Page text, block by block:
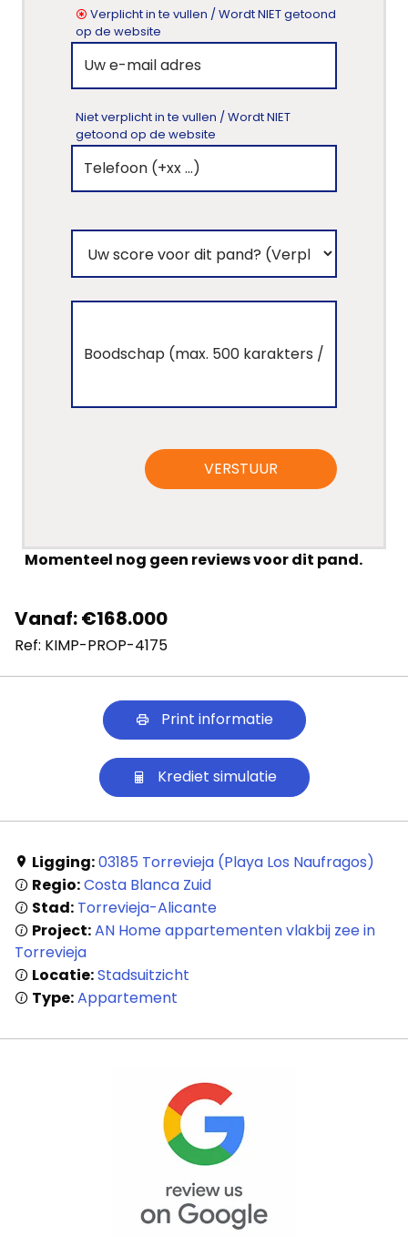
Verplicht in te vullen / Wordt NIET getoond
op de website
Niet verplicht in te vullen / Wordt NIET
getoond op de website
VERSTUUR
Momenteel nog geen reviews voor dit pand.
Vanaf: €168.000
Ref: KIMP-PROP-4175
Print informatie
Krediet simulatie
Ligging:03185 Torrevieja (Playa Los Naufragos)
Regio:Costa Blanca Zuid
Stad: Torrevieja-Alicante
Project:AN Home appartementen vlakbij zee in
Torrevieja
Locatie:Stadsuitzicht
Type:Appartement